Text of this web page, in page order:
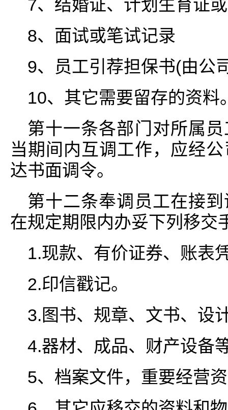
7、结婚证、计划生育证
8、面试或笔试记录
9、员工引荐担保书(由公
10、其它需要留存的资料
第十一条各部门对所属
当期间内互调工作，应经
达书面调令。
第十二条奉调员工在接
在规定期限内办妥下列移交
1.现款、有价证券、账表
2.印信戳记。
3.图书、规章、文书、设
4.器材、成品、财产设备
5、档案文件，重要经营